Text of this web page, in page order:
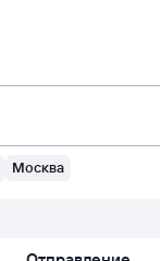
Москва